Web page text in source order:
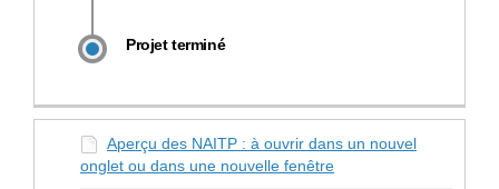
Projet terminé
Aperçu des NAITP : à ouvrir dans un nouvel
onglet ou dans une nouvelle fenêtre